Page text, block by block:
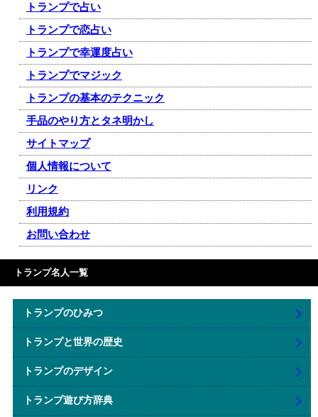
トランプで占い
トランプで恋占い
トランプで幸運度占い
トランプでマジック
トランプの基本のテクニック
手品のやり方とタネ明かし
サイトマップ
個人情報について
リンク
利用規約
お問い合わせ
トランプ名人一覧
トランプのひみつ
トランプと世界の歴史
トランプのデザイン
トランプ遊び方辞典